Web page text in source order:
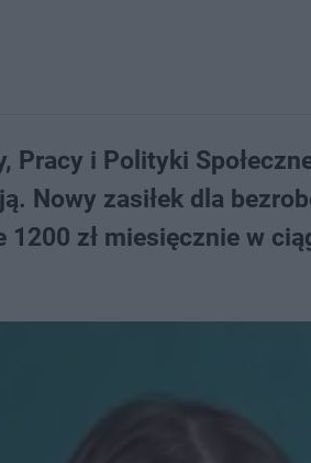
Pracy i Polityki
Nowy zasiłek dla
1200 zł miesięcznie w